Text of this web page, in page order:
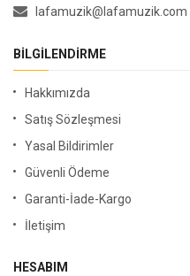
lafamuzik@lafamuzik.com
BILGILENDIRME
Hakkımızda
Satış Sözleşmesi
Yasal Bildirimler
Güvenli Ödeme
Garanti-İade-Kargo
İletişim
HESABIM